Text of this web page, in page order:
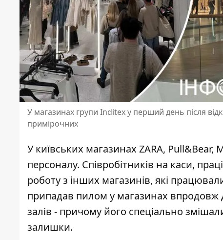
У магазинах групи Inditex у перший день після
примірочних
У київських магазинах ZARA, Pull&Bear,
персоналу. Співробітників на каси,
роботу з інших магазинів, які
припадав пилом у магазинах впродовж
залів - причому його спеціально
залишки.